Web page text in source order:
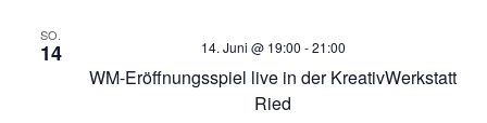
SO.
14
WM-Eröffnungsspiel live in der KreativWerkstatt
Ried
14. Juni @ 19:00 -21:00